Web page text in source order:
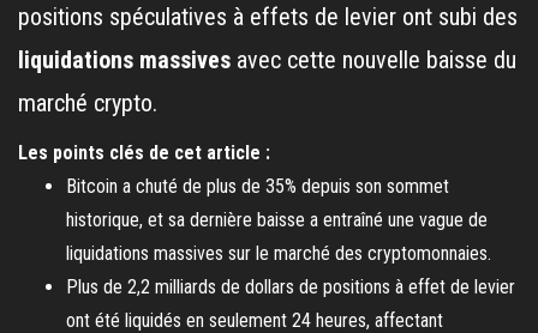
positions spéculatives à effets de levier ont subi des
liquidations massives avec cette nouvelle baisse du
marché crypto.
Les points clés de cet article :
Bitcoin a chuté de plus de 35% depuis son sommet
historique, et sa dernière baisse a entraîné une vague de
liquidations massives sur le marché des cryptomonnaies.
Plus de 2,2 milliards de dollars de positions à effet de levier
ont été liquidés en seulement 24 heures, affectant